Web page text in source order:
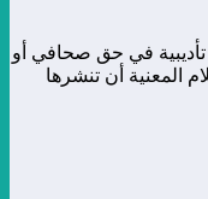
في حق صحافي أو
المعنية أن تنشرها